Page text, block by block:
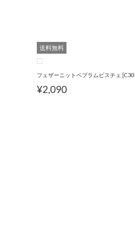
送料無料
フェザーニットペプラムビスチェ
¥2,090